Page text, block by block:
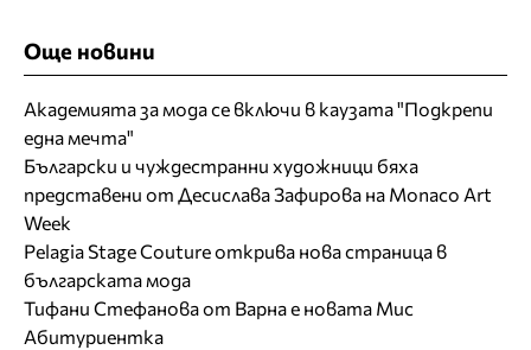
Още новини
Академията за мода се включи в каузата "Подкрепи
една мечта"
Български и чуждестранни художници бяха
представени от Десислава Зафирова на Monaco Art
Week
Pelagia Stage Couture открива нова страница в
българската мода
Тифани Стефанова от Варна е новата Мис
Абитуриентка